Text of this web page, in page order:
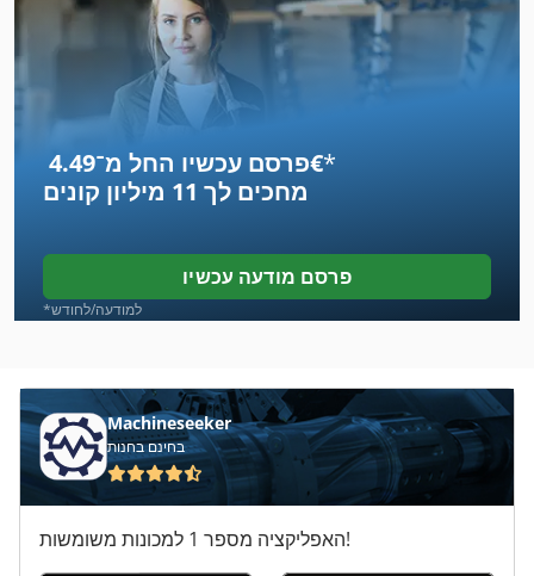
באז אופקית
בירה
בלמים
בסיס
בעת
ברזל דרכר
בשר ראה אנכי
בתי יציקה
חבית
פרסם עכשיו החל מ־‏4.49 ‏€*
מחכים לך 11 מיליון קונים
פרסם מודעה עכשיו
*למודעה/לחודש
Machineseeker
בחינם בחנות
האפליקציה מספר 1 למכונות משומשות!